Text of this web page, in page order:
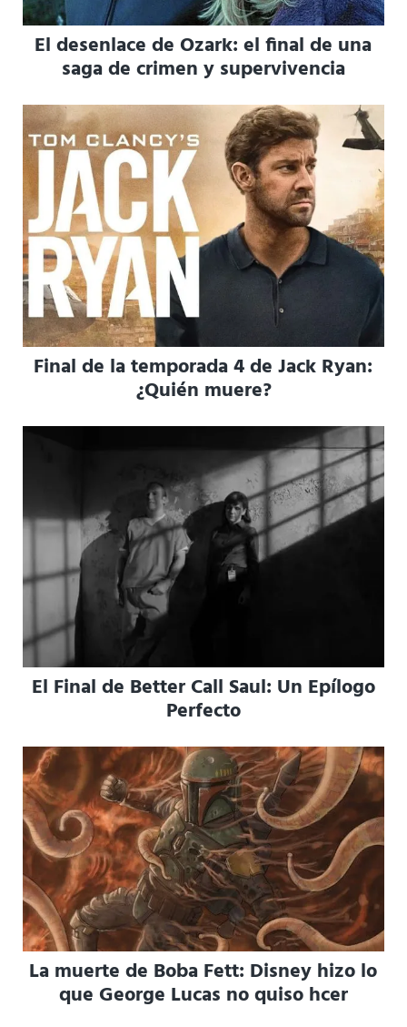
El desenlace de Ozark: el final de una
saga de crimen y supervivencia
Final de la temporada 4 de Jack Ryan:
¿Quién muere?
El Final de Better Call Saul: Un Epílogo
Perfecto
La muerte de Boba Fett: Disney hizo lo
que George Lucas no quiso hcer